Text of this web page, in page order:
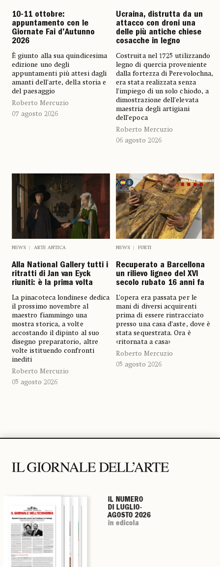
10-11 ottobre:
appuntamento con le
Giornate Fai d’Autunno
2026
È giunto alla sua quindicesima
edizione uno degli
appuntamenti più attesi dagli
amanti dell'arte, della storia e
del paesaggio
Roberto Mercuzio
07 agosto 2026
Ucraina, distrutta da un
attacco con droni una
delle più antiche chiese
cosacche in legno
Costruita nel 1725 utilizzando
legno di quercia proveniente
dalla fortezza di Perevolochna,
era stata realizzata senza
l’impiego di un solo chiodo, a
dimostrazione dell’elevata
maestria degli artigiani
dell’epoca
Roberto Mercuzio
06 agosto 2026
NEWS ARTE ANTICA
Alla National Gallery tutti i
ritratti di Jan van Eyck
riuniti: è la prima volta
La pinacoteca londinese dedica
il prossimo novembre al
maestro fiammingo una
mostra storica, a volte
accostando il dipinto al suo
disegno preparatorio, altre
volte istituendo confronti
inediti
Roberto Mercuzio
05 agosto 2026
NEWS FURTI
Recuperato a Barcellona
un rilievo ligneo del XVI
secolo rubato 16 anni fa
L’opera era passata per le
mani di diversi acquirenti
prima di essere rintracciato
presso una casa d’aste, dove è
stata sequestrata. Ora è
«ritornata a casa»
Roberto Mercuzio
05 agosto 2026
IL NUMERO
DI LUGLIO-
AGOSTO 2026
in edicola
IL NUMERO
DI LUGLIO-
AGOSTO 2026
in edicola
IL NUMERO
DI LUGLIO-
AGOSTO 2026
in edicola
IL NUMERO
DI LUGLIO-
AGOSTO 2026
in edicola